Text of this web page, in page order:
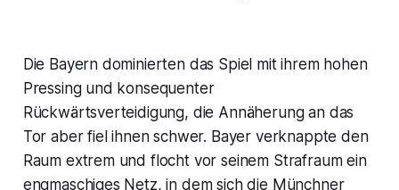
Die Bayern dominierten das Spiel mit ihrem hohen
Pressing und konsequenter
Rückwärtsverteidigung, die Annäherung an das
Tor aber fiel ihnen schwer. Bayer verknappte den
Raum extrem und flocht vor seinem Strafraum ein
engmaschiges Netz, in dem sich die Münchner